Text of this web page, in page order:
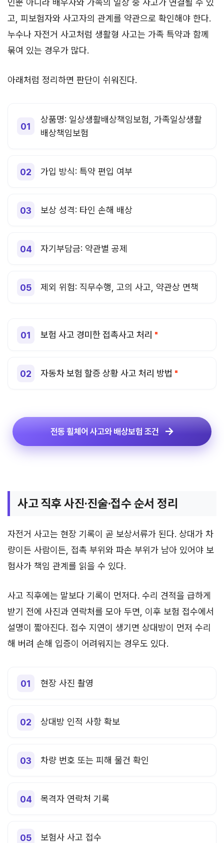
인뿐 아니라 배우자와 가족의 일상 중 사고가 연결될 수 있
고, 피보험자와 사고자의 관계를 약관으로 확인해야 한다.
누수나 자전거 사고처럼 생활형 사고는 가족 특약과 함께
묶여 있는 경우가 많다.
아래처럼 정리하면 판단이 쉬워진다.
상품명: 일상생활배상책임보험, 가족일상생활
배상책임보험
가입 방식: 특약 편입 여부
보상 성격: 타인 손해 배상
자기부담금: 약관별 공제
제외 위험: 직무수행, 고의 사고, 약관상 면책
보험 사고 경미한 접촉사고 처리
자동차 보험 할증 상황 사고 처리 방법
전동 휠체어 사고와 배상보험 조건
사고 직후 사진·진술·접수 순서 정리
자전거 사고는 현장 기록이 곧 보상서류가 된다. 상대가 차
량이든 사람이든, 접촉 부위와 파손 부위가 남아 있어야 보
험사가 책임 관계를 읽을 수 있다.
사고 직후에는 말보다 기록이 먼저다. 수리 견적을 급하게
받기 전에 사진과 연락처를 모아 두면, 이후 보험 접수에서
설명이 짧아진다. 접수 지연이 생기면 상대방이 먼저 수리
해 버려 손해 입증이 어려워지는 경우도 있다.
현장 사진 촬영
상대방 인적 사항 확보
차량 번호 또는 피해 물건 확인
목격자 연락처 기록
보험사 사고 접수